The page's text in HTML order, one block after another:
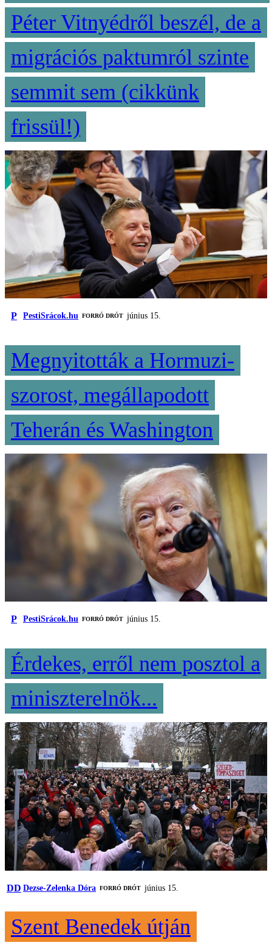
Péter Vitnyédről beszél, de a
migrációs paktumról szinte
semmit sem (cikkünk
frissül!)
P PestiSrácok.hu FORRÓ DRÓT június 15.
Megnyitották a Hormuzi-
szorost, megállapodott
Teherán és Washington
P PestiSrácok.hu FORRÓ DRÓT június 15.
Érdekes, erről nem posztol a
miniszterelnök...
DD Dezse-Zelenka Dóra FORRÓ DRÓT június 15.
Szent Benedek útján